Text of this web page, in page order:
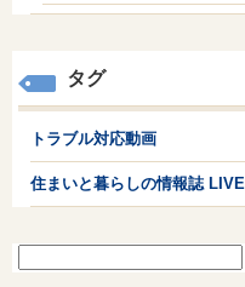
タグ
トラブル対応動画
住まいと暮らしの情報誌 LIVE
索: